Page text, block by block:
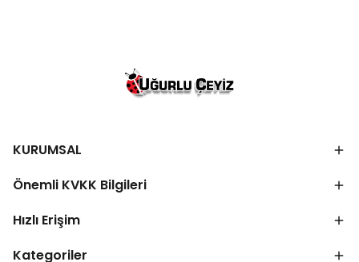
KURUMSAL
Önemli KVKK Bilgileri
Hızlı Erişim
Kategoriler